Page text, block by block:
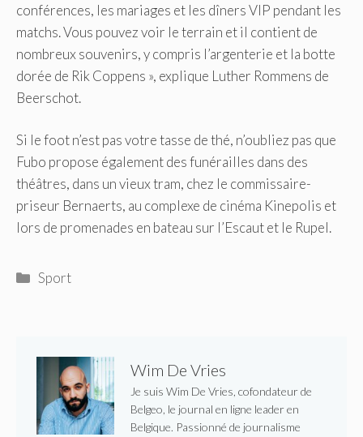
conférences, les mariages et les dîners VIP pendant les
matchs.Vous pouvez voir le terrain et il contient de
nombreux souvenirs, y compris l’argenterie et la botte
dorée de Rik Coppens », explique Luther Rommens de
Beerschot.
Si le foot n’est pas votre tasse de thé, n’oubliez pas que
Fubo propose également des funérailles dans des
théâtres, dans un vieux tram, chez le commissaire-
priseur Bernaerts, au complexe de cinéma Kinepolis et
lors de promenades en bateau sur l’Escaut et le Rupel.
Catégories
Sport
Wim De Vries
Je suis Wim De Vries, cofondateur de
Belgeo, le journal en ligne leader en
Belgique. Passionné de journalisme